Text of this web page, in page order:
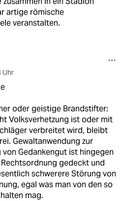
artige römische
veranstalten.
Uhr
oder geistige Brandstifter:
Volksverhetzung ist oder mit
verbreitet wird, bleibt
Gewaltanwendung zur
Gedankengut ist hingegen
Rechtsordnung gedeckt und
schwerere Störung von
egal was man von den so
mag.